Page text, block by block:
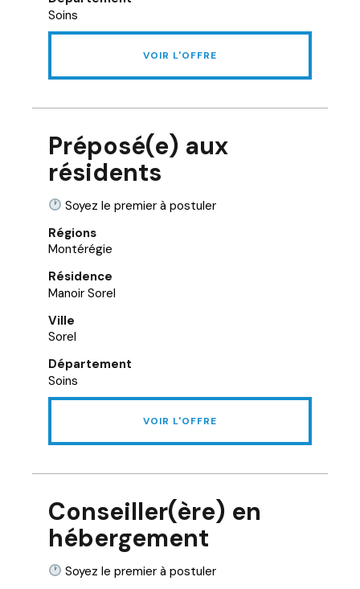
Soins
VOIR L'OFFRE
Préposé(e) aux
résidents
Soyez le premier à postuler
Régions
Montérégie
Résidence
Manoir Sorel
Ville
Sorel
Département
Soins
VOIR L'OFFRE
Conseiller(ère) en
hébergement
Soyez le premier à postuler